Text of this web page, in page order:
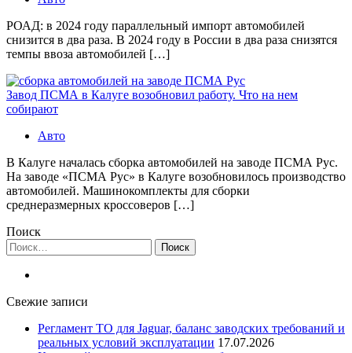
РОАД: в 2024 году параллельный импорт автомобилей
снизится в два раза. В 2024 году в России в два раза снизятся
темпы ввоза автомобилей […]
Завод ПСМА в Калуге возобновил работу. Что на нем
собирают
Авто
В Калуге началась сборка автомобилей на заводе ПСМА Рус.
На заводе «ПСМА Рус» в Калуге возобновилось производство
автомобилей. Машинокомплекты для сборки
среднеразмерных кроссоверов […]
Поиск
Найти:
Свежие записи
Регламент ТО для Jaguar, баланс заводских требований и
реальных условий эксплуатации 17.07.2026